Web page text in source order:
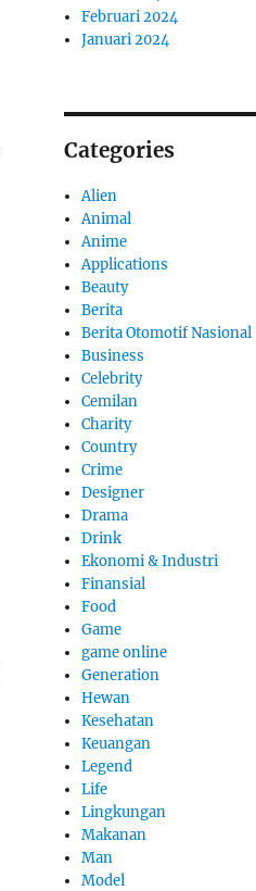
Februari 2024
Januari 2024
Categories
Alien
Animal
Anime
Applications
Beauty
Berita
Berita Otomotif Nasional
Business
Celebrity
Cemilan
Charity
Country
Crime
Designer
Drama
Drink
Ekonomi & Industri
Finansial
Food
Game
game online
Generation
Hewan
Kesehatan
Keuangan
Legend
Life
Lingkungan
Makanan
Man
Model